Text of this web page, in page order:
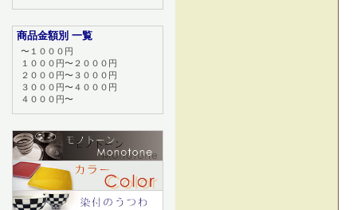
商品金額別 一覧
〜１０００円
１０００円〜２０００円
２０００円〜３０００円
３０００円〜４０００円
４０００円〜